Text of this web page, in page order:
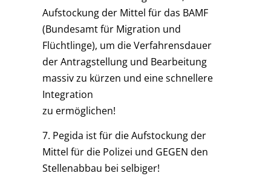
Aufstockung der Mittel für das BAMF
(Bundesamt für Migration und
Flüchtlinge), um die Verfahrensdauer
der Antragstellung und Bearbeitung
massiv zu kürzen und eine schnellere
Integration
zu ermöglichen!
7. Pegida ist für die Aufstockung der
Mittel für die Polizei und GEGEN den
Stellenabbau bei selbiger!